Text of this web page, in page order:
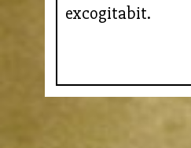
excogitabit.